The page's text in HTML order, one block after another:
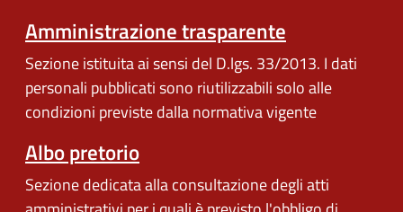
Amministrazione trasparente
Sezione istituita ai sensi del D.lgs. 33/2013. I dati
personali pubblicati sono riutilizzabili solo alle
condizioni previste dalla normativa vigente
Albo pretorio
Sezione dedicata alla consultazione degli atti